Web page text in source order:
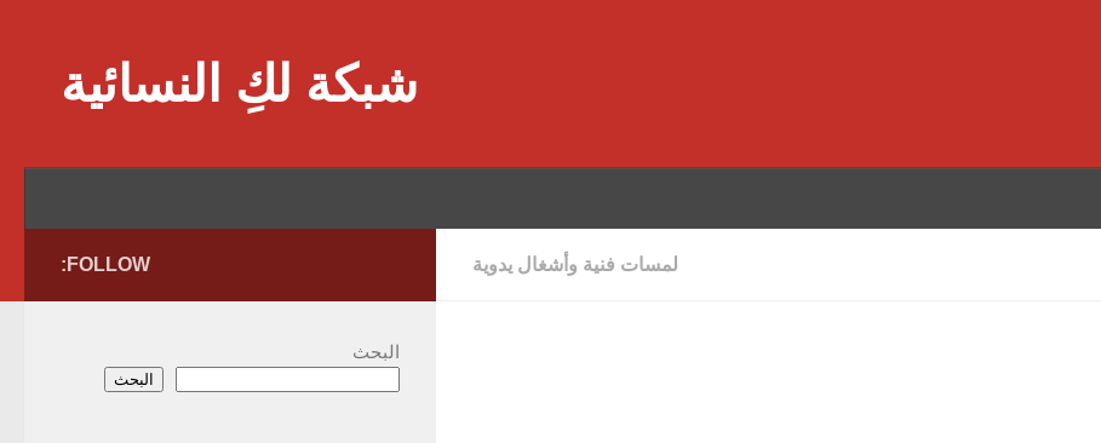
شبكة لكِ النسائية
لمسات فنية وأشغال يدوية FOLLOW:
البحث
البحث